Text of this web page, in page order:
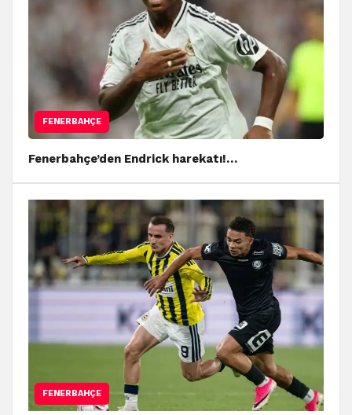
FENERBAHÇE
Fenerbahçe’den Endrick harekatı!…
FENERBAHÇE